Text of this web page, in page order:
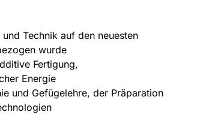
Technik auf den neuesten
wurde
Fertigung,
Energie
und Gefügelehre, der Präparation